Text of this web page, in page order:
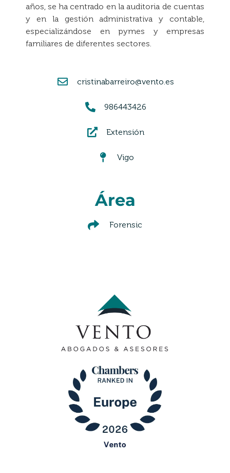
años, se ha centrado en la auditoria de cuentas
y en la gestión administrativa y contable,
especializándose en pymes y empresas
familiares de diferentes sectores.
cristinabarreiro@vento.es
986443426
Extensión
Vigo
Área
Forensic